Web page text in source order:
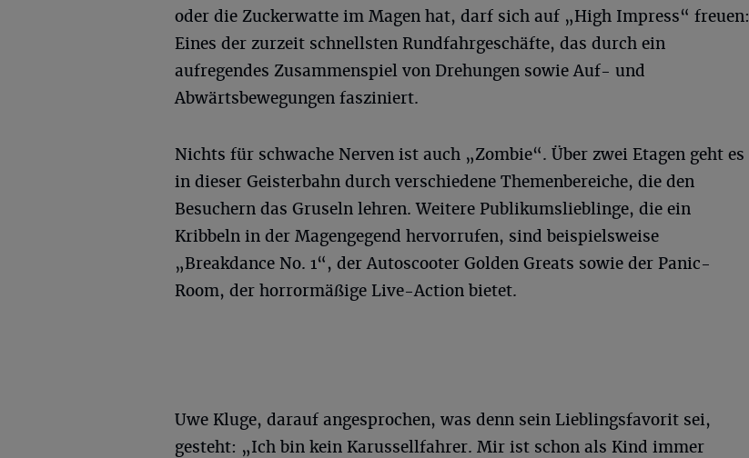
oder die Zuckerwatte im Magen hat, darf sich auf „High Impress“ freuen:
Eines der zurzeit schnellsten Rundfahrgeschäfte, das durch ein
aufregendes Zusammenspiel von Drehungen sowie Auf- und
Abwärtsbewegungen fasziniert.
Nichts für schwache Nerven ist auch „Zombie“. Über zwei Etagen geht es
in dieser Geisterbahn durch verschiedene Themenbereiche, die den
Besuchern das Gruseln lehren. Weitere Publikumslieblinge, die ein
Kribbeln in der Magengegend hervorrufen, sind beispielsweise
„Breakdance No. 1“, der Autoscooter Golden Greats sowie der Panic-
Room, der horrormäßige Live-Action bietet.
Uwe Kluge, darauf angesprochen, was denn sein Lieblingsfavorit sei,
gesteht: „Ich bin kein Karussellfahrer. Mir ist schon als Kind immer